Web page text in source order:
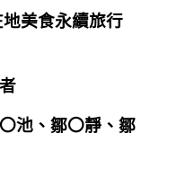
美食永續旅行
池、鄒〇靜、鄒